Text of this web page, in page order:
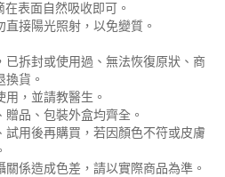
表面自然吸收即可。
接陽光照射，以免變質。
拆封或使用過、無法恢復原狀、商
貨。
，並請教醫生。
品、包裝外盒均齊全。
試用後再購買，若因顏色不符或皮膚
係造成色差，請以實際商品為準。